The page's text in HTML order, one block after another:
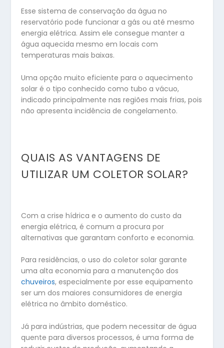
Esse sistema de conservação da água no
reservatório pode funcionar a gás ou até mesmo
energia elétrica. Assim ele consegue manter a
água aquecida mesmo em locais com
temperaturas mais baixas.
Uma opção muito eficiente para o aquecimento
solar é o tipo conhecido como tubo a vácuo,
indicado principalmente nas regiões mais frias, pois
não apresenta incidência de congelamento.
QUAIS AS VANTAGENS DE
UTILIZAR UM COLETOR SOLAR?
Com a crise hídrica e o aumento do custo da
energia elétrica, é comum a procura por
alternativas que garantam conforto e economia.
Para residências, o uso do coletor solar garante
uma alta economia para a manutenção dos
chuveiros, especialmente por esse equipamento
ser um dos maiores consumidores de energia
elétrica no âmbito doméstico.
Já para indústrias, que podem necessitar de água
quente para diversos processos, é uma forma de